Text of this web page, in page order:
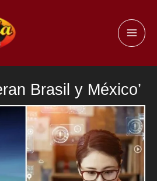
Brasil y México’